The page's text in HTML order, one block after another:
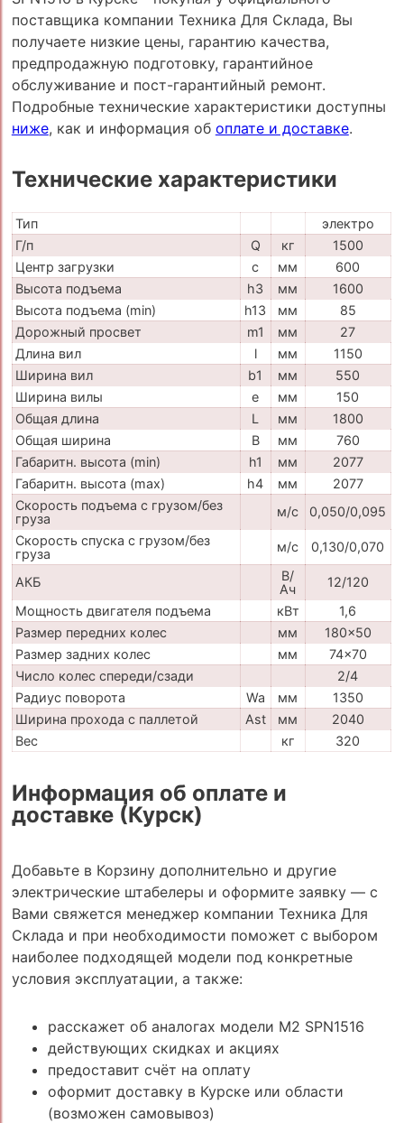
поставщика компании Техника Для Склада, Вы
получаете низкие цены, гарантию качества,
предпродажную подготовку, гарантийное
обслуживание и пост-гарантийный ремонт.
Подробные технические характеристики доступны
ниже, как и информация об оплате и доставке.
Технические характеристики
Тип
электро
Г/п
Q кг
1500
Центр загрузки
c мм
600
Высота подъема
h3 мм
1600
Высота подъема (min)
h13 мм
85
Дорожный просвет
m1 мм
27
Длина вил
l мм
1150
Ширина вил
b1 мм
550
Ширина вилы
e мм
150
Общая длина
L мм
1800
Общая ширина
B мм
760
Габаритн. высота (min)
h1 мм
2077
Габаритн. высота (max)
h4 мм
2077
Скорость подъема с грузом/без
груза
м/с
0,050/0,095
Скорость спуска с грузом/без
груза
м/с 0,130/0,070
АКБ
В/
Ач
12/120
Мощность двигателя подъема
кВт
1,6
Размер передних колес
мм
180x50
Размер задних колес
мм
74x70
Число колес спереди/сзади
2/4
Радиус поворота
Wa мм
1350
Ширина прохода с паллетой
Ast мм
2040
Вес
кг 320
Информация об оплате и
доставке (Курск)
Добавьте в Корзину дополнительно и другие
электрические штабелеры и оформите заявку — с
Вами свяжется менеджер компании Техника Для
Склада и при необходимости поможет с выбором
наиболее подходящей модели под конкретные
условия эксплуатации, а также:
расскажет об аналогах модели M2 SPN1516
действующих скидках и акциях
предоставит счёт на оплату
оформит доставку в Курске или области
(возможен самовывоз)